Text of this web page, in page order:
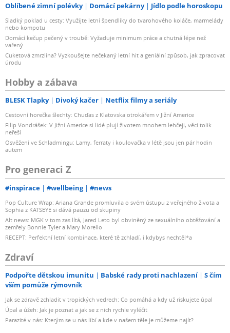
Oblíbené zimní polévky Domácí pekárny Jídlo podle horoskopu
Sladký poklad u cesty: Využijte letní špendlíky do tvarohového koláče, marmelády
nebo kompotu
Domácí kečup pečený v troubě: Vyžaduje minimum práce a chutná lépe než
vařený
Cuketová zmrzlina? Vyzkoušejte nečekaný letní hit a geniální způsob, jak zpracovat
úrodu
Hobby a zábava
BLESK Tlapky Divoký kačer Netflix filmy a seriály
Cestovní horečka šlechty: Chuďas z Klatovska otrokářem v Jižní Americe
Filip Vondrášek: V Jižní Americe si lidé plují životem mnohem lehčeji, věci tolik
neřeší
Osvěžení ve Schladmingu: Lamy, ferraty i koulovačka v létě jsou jen pár hodin
autem
Pro generaci Z
#inspirace #wellbeing #news
Pop Culture Wrap: Ariana Grande promluvila o svém ústupu z veřejného života a
Sophia z KATSEYE si dává pauzu od skupiny
Alt news: MGK v tom zas lítá, Jared Leto byl obviněný ze sexuálního obtěžování a
zemřely Bonnie Tyler a Mary Morello
RECEPT: Perfektní letní kombinace, které tě zchladí, i kdybys nechtěl*a
Zdraví
Podpořte dětskou imunitu Babské rady proti nachlazení
S čím
vším pomůže rýmovník
Jak se zdravě zchladit v tropických vedrech: Co pomáhá a kdy už riskujete úpal
Úpal a úžeh: Jak je poznat a jak se z nich rychle vyléčit
Parazité v nás: Kterým se u nás líbí a kde v našem těle je můžeme najít?